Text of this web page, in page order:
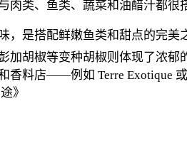
肉类、鱼类、蔬菜和油醋汁都很
，是搭配鲜嫩鱼类和甜点的完美
加胡椒等变种胡椒则体现了浓
香料店——例如 Terre Exotique
》